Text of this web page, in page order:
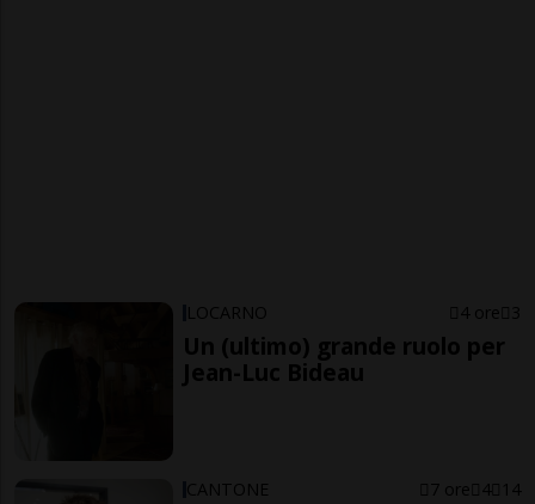
LOCARNO 4 ore 3
Un (ultimo) grande ruolo per
Jean-Luc Bideau
CANTONE 7 ore 4 14